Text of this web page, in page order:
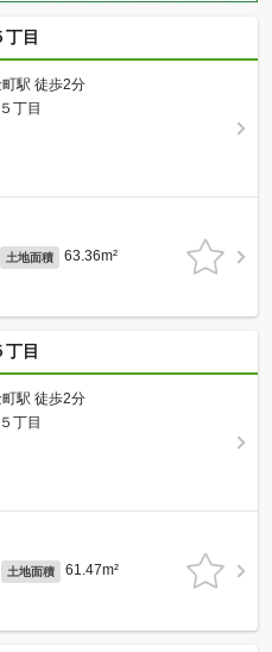
目
駅 徒歩2分
丁目
土地面積 63.36m²
目
駅 徒歩2分
丁目
土地面積 61.47m²